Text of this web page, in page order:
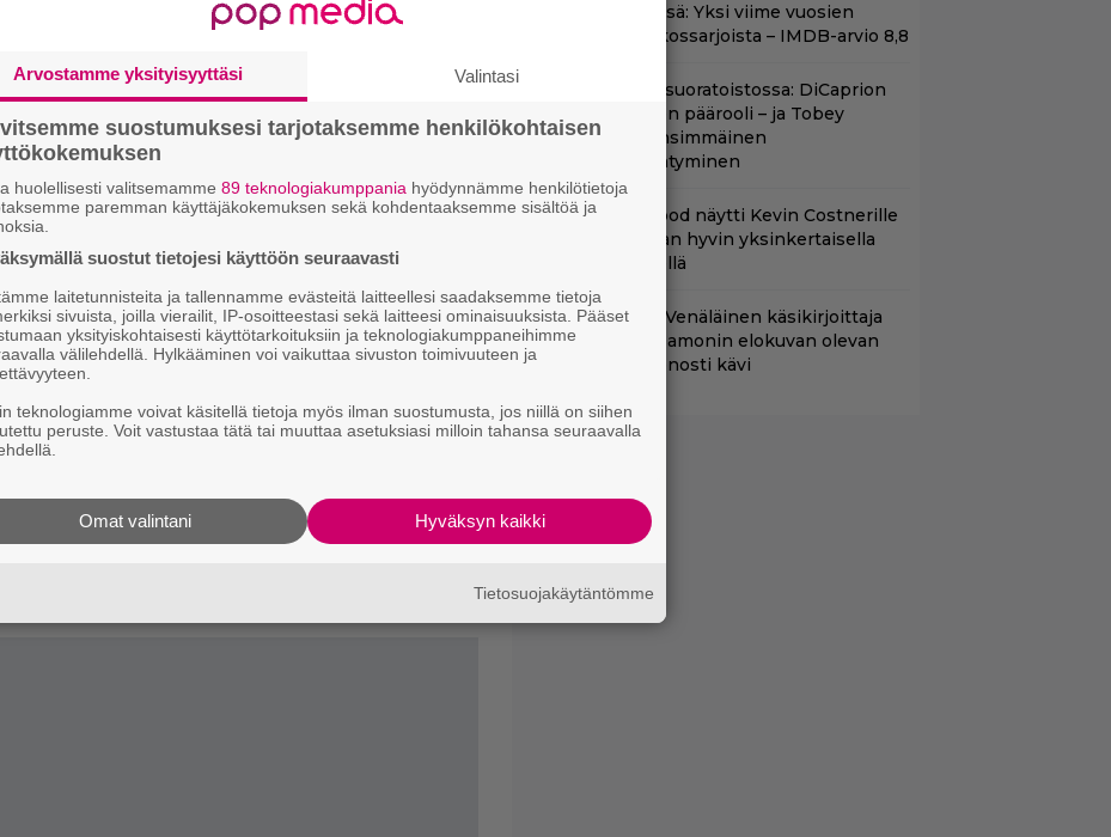
elämä
Nyt Netflixissä: Yksi viime vuosien
parhaista rikossarjoista – IMDB-arvio 8,8
Huippuleffa suoratoistossa: DiCaprion
ensimmäinen päärooli – ja Tobey
Maguiren ensimmäinen
elokuvaesiintyminen
Clint Eastwood näytti Kevin Costnerille
kaapin paikan hyvin yksinkertaisella
toimenpiteellä
Illalla tv:ssä: Venäläinen käsikirjoittaja
väitti Matt Damonin elokuvan olevan
hänen – huonosti kävi
Arvostamme yksityisyyttäsi Valintasi
suostumuksesi tarjotaksemme henkilökohtaisen
huolellisesti valitsemamme 89 teknologiakumppania hyödynnämme henkilötietoja
paremman käyttäjäkokemuksen sekä kohdentaaksemme sisältöä ja
suostut tietojesi käyttöön seuraavasti
laitetunnisteita ja tallennamme evästeitä laitteellesi saadaksemme tietoja
sivuista, joilla vierailit, IP-osoitteestasi sekä laitteesi ominaisuuksista. Pääset
yksityiskohtaisesti käyttötarkoituksiin ja teknologiakumppaneihimme
välilehdellä. Hylkääminen voi vaikuttaa sivuston toimivuuteen ja
teknologiamme voivat käsitellä tietoja myös ilman suostumusta, jos niillä on siihen
peruste. Voit vastustaa tätä tai muuttaa asetuksiasi milloin tahansa seuraavalla
Hyväksyn kaikki
Omat valintani
Tietosuojakäytäntömme